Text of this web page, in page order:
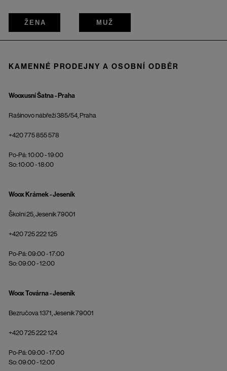
ŽENA MUŽ
KAMENNÉ PRODEJNY A OSOBNÍ ODBĚR
Wooxusní Šatna - Praha
Rašínovo nábřeží 385/54, Praha
+420 775 855 578
Po-Pá: 10:00 - 19:00
So: 10:00 - 18:00
Woox Krámek - Jeseník
Školní 25, Jeseník 79001
+420 725 222 125
Po-Pá: 09:00 - 17:00
So: 09:00 - 12:00
Woox Továrna - Jeseník
Bezručova 1371, Jeseník 79001
+420 725 222 124
Po-Pá: 09:00 - 17:00
So: 09:00 - 12:00